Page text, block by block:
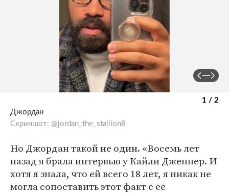
1 / 2
Джордан
Скриншот: @jordan_the_stallion8
Но Джордан такой не один. «Восемь лет
назад я брала интервью у Кайли Дженнер. И
хотя я знала, что ей всего 18 лет, я никак не
могла сопоставить этот факт с ее